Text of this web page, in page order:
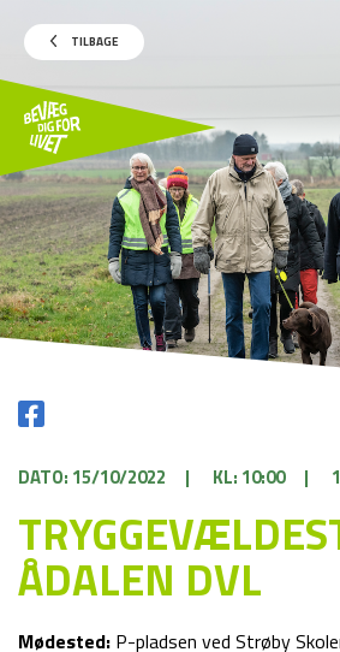
TILBAGE
DATO: 15/10/2022 | KL: 10:00 |
ÅDALEN DVL
Mødested: P-pladsen ved Strøby